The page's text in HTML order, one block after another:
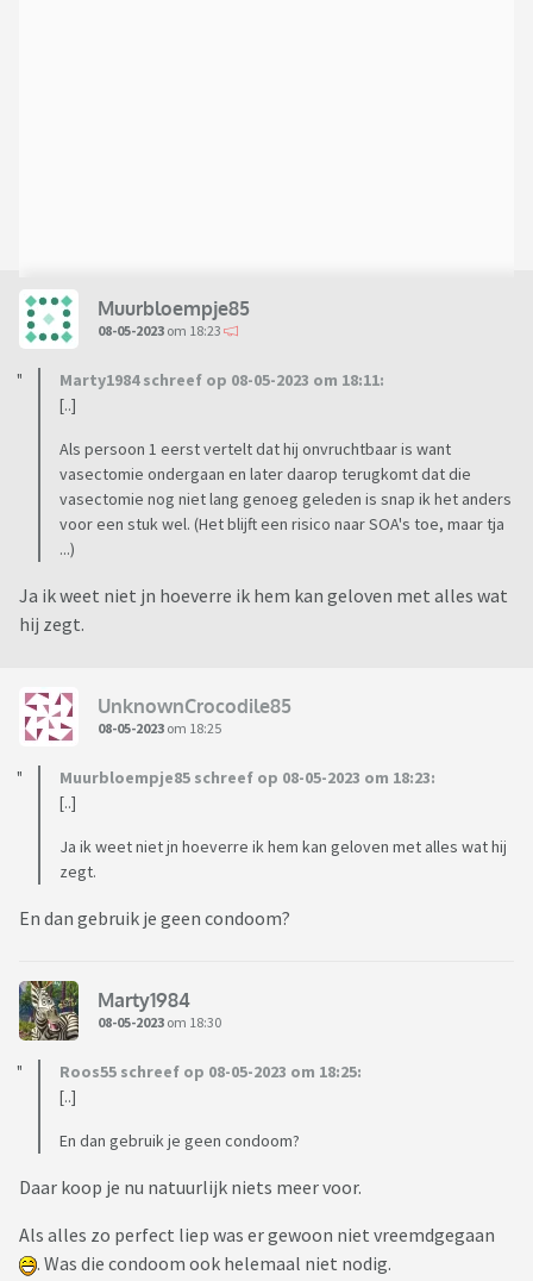
Muurbloempje85
08-05-2023 om 18:23
Marty1984 schreef op 08-05-2023 om 18:11:
[..]
Als persoon 1 eerst vertelt dat hij onvruchtbaar is want
vasectomie ondergaan en later daarop terugkomt dat die
vasectomie nog niet lang genoeg geleden is snap ik het anders
voor een stuk wel. (Het blijft een risico naar SOA's toe, maar tja
...)
Ja ik weet niet jn hoeverre ik hem kan geloven met alles wat
hij zegt.
UnknownCrocodile85
08-05-2023 om 18:25
Muurbloempje85 schreef op 08-05-2023 om 18:23:
[..]
Ja ik weet niet jn hoeverre ik hem kan geloven met alles wat hij
zegt.
En dan gebruik je geen condoom?
Marty1984
08-05-2023 om 18:30
Roos55 schreef op 08-05-2023 om 18:25:
[..]
En dan gebruik je geen condoom?
Daar koop je nu natuurlijk niets meer voor.
Als alles zo perfect liep was er gewoon niet vreemdgegaan
. Was die condoom ook helemaal niet nodig.